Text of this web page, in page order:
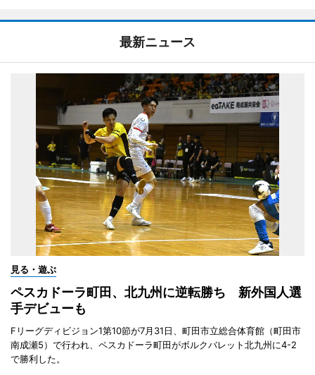
最新ニュース
見る・遊ぶ
ペスカドーラ町田、北九州に逆転勝ち 新外国人選
手デビューも
Fリーグディビジョン1第10節が7月31日、町田市立総合体育館（町田市
南成瀬5）で行われ、ペスカドーラ町田がボルクバレット北九州に4-2
で勝利した。